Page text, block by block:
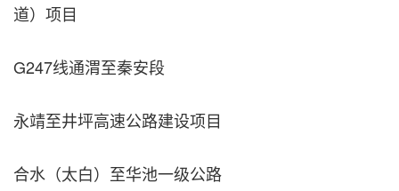
道）项目
G247线通渭至秦安段
永靖至井坪高速公路建设项目
合水（太白）至华池一级公路